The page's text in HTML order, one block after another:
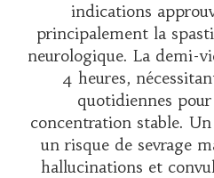
indications
principalement la
neurologique. La demi-
4 heures,
quotidiennes
concentration stable.
un risque de sevrage
hallucinations et